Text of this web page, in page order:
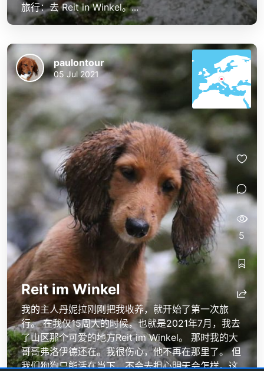
旅行：去 Reit in Winkel。...
Reit im Winkel
我的主人丹妮拉刚刚把我收养，就开始了第一次旅
行。 在我仅15周大的时候，也就是2021年7月，我去
了山区那个可爱的地方Reit im Winkel。 那时我的大
哥哥弗洛伊德还在。我很伤心，他不再在那里了。 但
我们狗狗只能活在当下，不会去担心明天会怎样。这
paulontour
05 Jul 2021
5